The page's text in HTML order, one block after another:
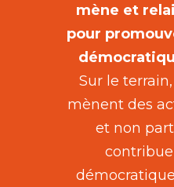
mène et
pour
Sur le
mènent des
et non